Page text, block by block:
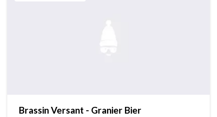
Brassin Versant - Granier Bier